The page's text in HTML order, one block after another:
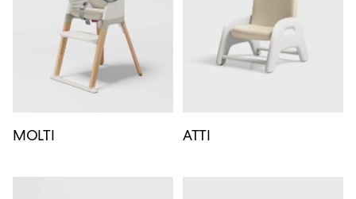
MOLTI ATTI